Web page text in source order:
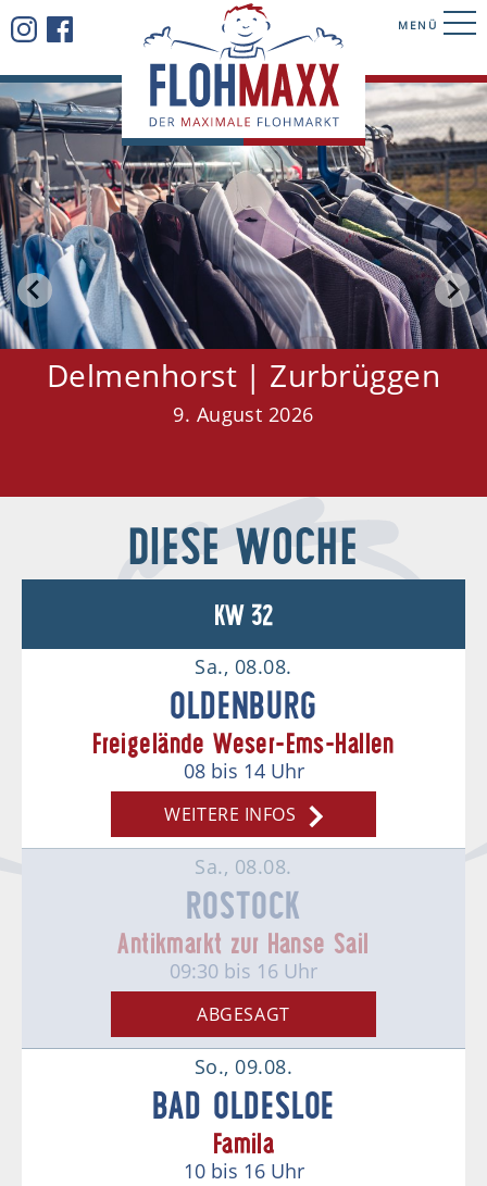
MENÜ
Delmenhorst | Zurbrüggen
9. August 2026
DIESE WOCHE
KW 32
Sa., 08.08.
OLDENBURG
Freigelände Weser-Ems-Hallen
08bis 14Uhr
WEITERE INFOS
Sa., 08.08.
ROSTOCK
Antikmarkt zur Hanse Sail
09:30 bis 16 Uhr
ABGESAGT
So., 09.08.
BAD OLDESLOE
Famila
10bis 16Uhr